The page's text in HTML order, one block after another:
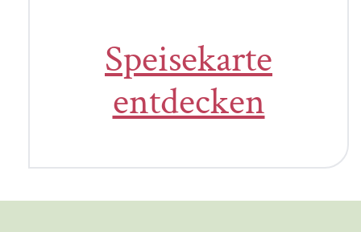
Speisekarte
entdecken